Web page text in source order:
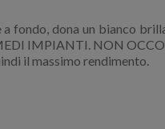
dona un bianco
IMPIANTI. NON
il massimo rendimento.